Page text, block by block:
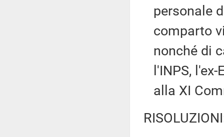
personale
comparto
nonché di
l'INPS,
alla XI